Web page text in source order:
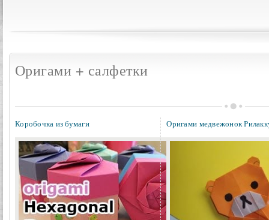
Оригами + салфетки
Коробочка из бумаги Оригами медвежонок